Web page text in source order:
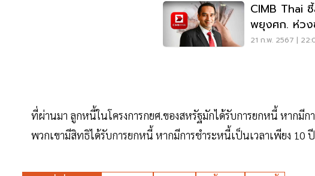
CIMB Thai
พยุงศก. ห่วง
สงครามค่าเงิ
21 ก.พ. 2567 |
ที่ผ่านมา ลูกหนี้ในโครงการกยศ.ของสหรัฐมักได้รับการยกหนี้ หากมีก
พวกเขามีสิทธิได้รับการยกหนี้ หากมีการชำระหนี้เป็นเวลาเพียง 10 ปี